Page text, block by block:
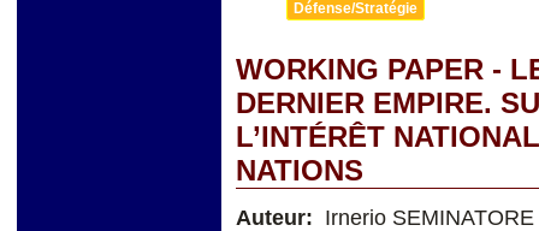
Défense/Stratégie
WORKING PAPER -
DERNIER EMPIRE.
L’INTÉRÊT
NATIONS
Auteur: Irnerio SEMINATORE